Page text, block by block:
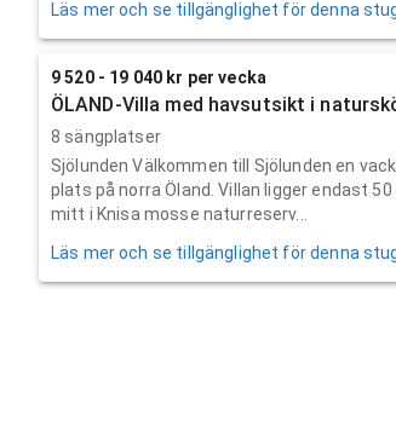
Läs mer och se tillgänglighet för denna
9 520 - 19 040 kr per vecka
ÖLAND-Villa med havsutsikt i
8 sängplatser
Sjölunden Välkommen till Sjölunden en
plats på norra Öland. Villan ligger endast
mitt i Knisa mosse naturreserv...
Läs mer och se tillgänglighet för denna